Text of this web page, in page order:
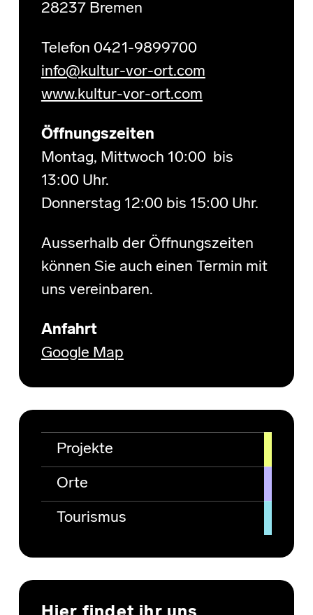
28237 Bremen
Telefon 0421-9899700
info@kultur-vor-ort.com
www.kultur-vor-ort.com
Öffnungszeiten
Montag, Mittwoch 10:00 bis
13:00 Uhr.
Donnerstag 12:00 bis 15:00 Uhr.
Ausserhalb der Öffnungszeiten
können Sie auch einen Termin mit
uns vereinbaren.
Anfahrt
Google Map
Projekte
Orte
Tourismus